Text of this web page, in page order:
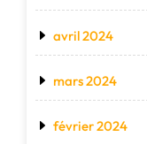
avril 2024
mars 2024
février 2024